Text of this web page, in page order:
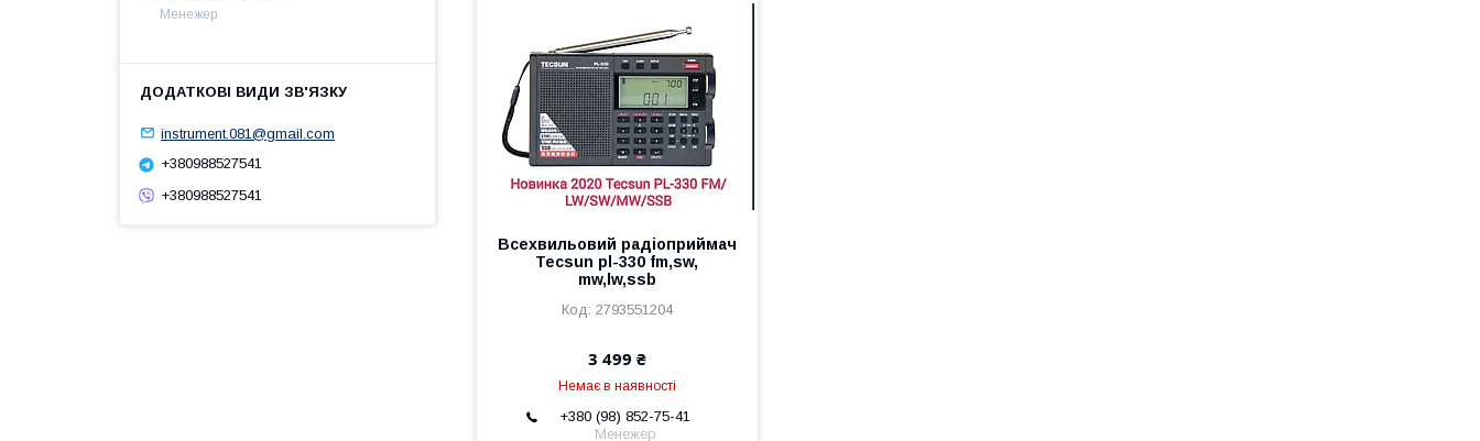
Всехвильовий радіоприймач
Tecsun pl-330 fm,sw,
mw,lw,ssb
2793551204
3 499 ₴
Немає в наявності
+380 (98) 852-75-41
Менежер
Менежер
instrument.081@gmail.com
+380988527541
+380988527541